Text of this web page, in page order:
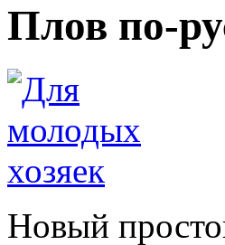
Плов по-
Новый